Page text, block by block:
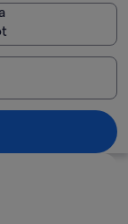
una zona costera